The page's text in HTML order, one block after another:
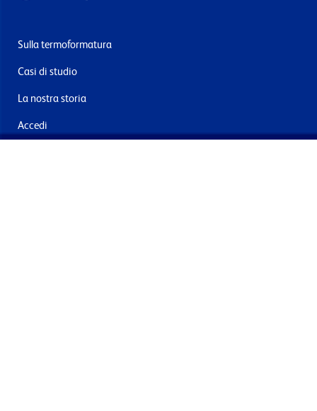
Sulla termoformatura
Casi di studio
La nostra storia
Accedi